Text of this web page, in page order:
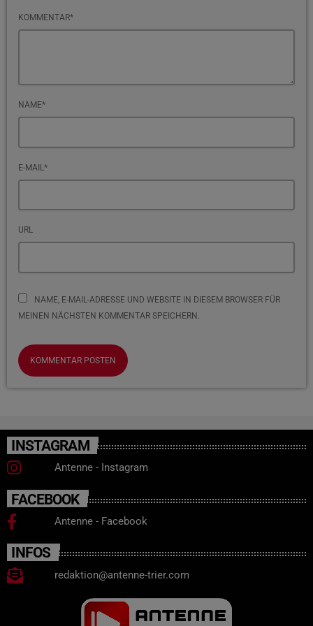
KOMMENTAR*
NAME*
E-MAIL*
URL
NAME, E-MAIL-ADRESSE UND WEBSITE IN DIESEM BROWSER FÜR
MEINEN NÄCHSTEN KOMMENTAR SPEICHERN.
INSTAGRAM
Antenne - Instagram
FACEBOOK
Antenne - Facebook
INFOS
redaktion@antenne-trier.com